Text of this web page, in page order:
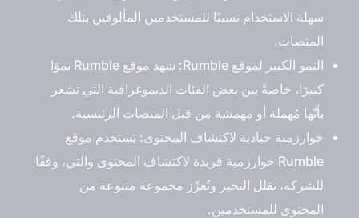
سهلة الاستخدام نسبيًا للمستخدمين المألوفين بتلك
المنصات.
النمو الكبير لموقع Rumble: شهد موقع Rumble نموًا
كبيرًا، خاصةً بين بعض الفئات الديموغرافية التي تشعر
بأنّها مُهملة أو مهمشة من قبل المنصات الرئيسية.
خوارزمية حيادية لاكتشاف المحتوى: يَستخدم موقع
Rumble خوارزمية فريدة لاكتشاف المحتوى والتي، وفقًا
للشركة، تقلل التحيز وتُعزّز مجموعة متنوعة من
المحتوى للمستخدمين.